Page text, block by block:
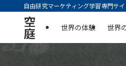
自由研究マーケティング学習専門サ
空
庭 世界の体験 世界